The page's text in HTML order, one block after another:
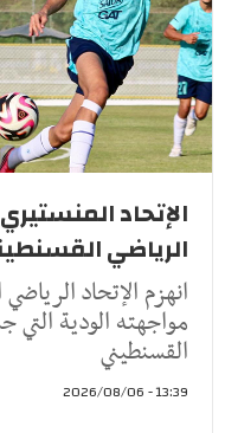
الإتحاد
الرياضي
انهزم الإتحاد
مواجهته الودية التي
القسنطيني
13:39 - 2026/08/06